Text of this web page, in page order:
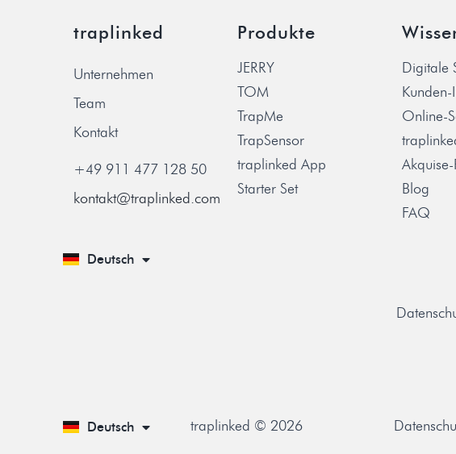
traplinked
Unternehmen
Team
Kontakt
+49 911 477 128 50
kontakt@traplinked.com
Produkte
JERRY
TOM
TrapMe
TrapSensor
traplinked App
Starter Set
Digitale
Kunden-
Online-
Blog
FAQ
Deutsch
English
Deutsch
English traplinked © 2026